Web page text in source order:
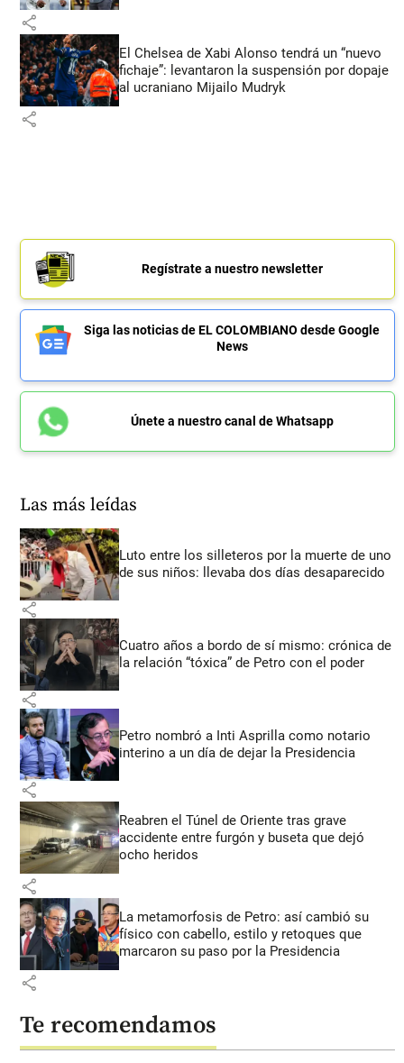
share
El Chelsea de Xabi Alonso tendrá un “nuevo
fichaje”: levantaron la suspensión por dopaje
al ucraniano Mijailo Mudryk
share
Regístrate a nuestro newsletter
Siga las noticias de EL COLOMBIANO desde Google
News
Únete a nuestro canal de Whatsapp
Las más leídas
Luto entre los silleteros por la muerte de uno
de sus niños: llevaba dos días desaparecido
share
Cuatro años a bordo de sí mismo: crónica de
la relación “tóxica” de Petro con el poder
share
Petro nombró a Inti Asprilla como notario
interino a un día de dejar la Presidencia
share
Reabren el Túnel de Oriente tras grave
accidente entre furgón y buseta que dejó
ocho heridos
share
La metamorfosis de Petro: así cambió su
físico con cabello, estilo y retoques que
marcaron su paso por la Presidencia
share
Te recomendamos